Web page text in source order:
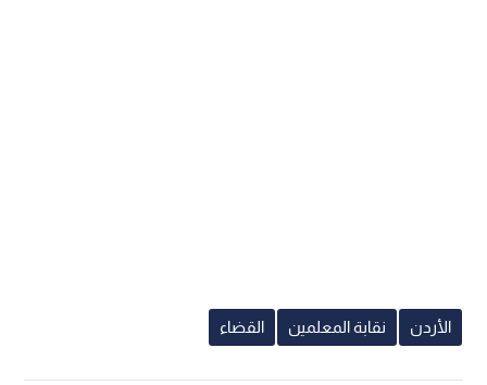
الأردن نقابة المعلمين القضاء